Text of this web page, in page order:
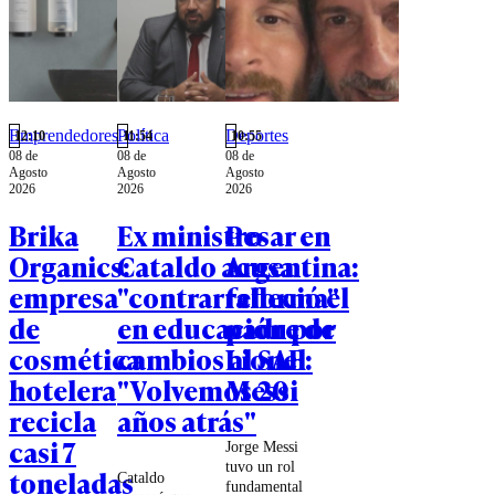
Emprendedores
12:10
08 de
Agosto
2026
Brika
Organics:
empresa
de
cosmética
hotelera
recicla
casi 7
toneladas
Política
11:54
08 de
Agosto
2026
Ex ministro
Cataldo acusa
"contrarreforma"
en educación por
cambios al SAE:
"Volvemos 20
años atrás"
Cataldo
Deportes
10:55
08 de
Agosto
2026
Pesar en
Argentina:
falleció el
padre de
Lionel
Messi
Jorge Messi
tuvo un rol
fundamental